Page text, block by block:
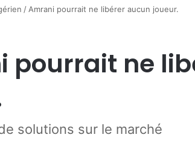
/ Amrani pourrait ne libérer aucun joueur.
pourrait ne
solutions sur le marché